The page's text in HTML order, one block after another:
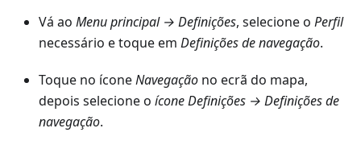
Vá ao Menu principal → Definições, selecione o Perfil
necessário e toque em Definições de navegação.
Toque no íconeNavegação no ecrã do mapa,
depois selecione o ícone Definições → Definições de
navegação.